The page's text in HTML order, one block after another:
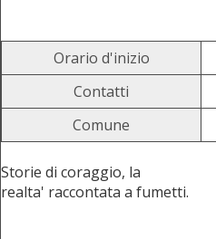
Orario d'inizio
Contatti
Comune
Storie di coraggio, la
realta' raccontata a fumetti.